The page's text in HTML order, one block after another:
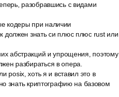
разобравшись с видами
кодеры при наличии
должен знать си плюс плюс rust или
абстракций и упрощения, поэтому
разбираться в опера.
posix, хоть я и вставил это в
знать криптографию на базовом